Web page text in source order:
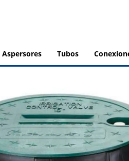
aspersores tubos